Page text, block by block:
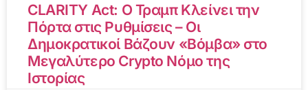
CLARITY Act: Ο Τραμπ Κλείνει την
Πόρτα στις Ρυθμίσεις – Οι
Δημοκρατικοί Βάζουν «Βόμβα» στο
Μεγαλύτερο Crypto Νόμο της
Ιστορίας